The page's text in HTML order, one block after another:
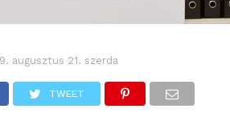
augusztus 21. szerda
TWEET